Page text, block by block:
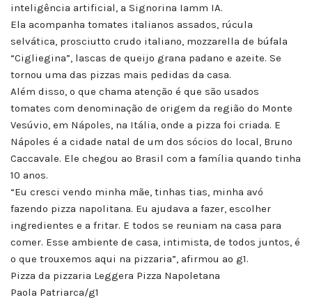
inteligência artificial, a Signorina Iamm IA.
Ela acompanha tomates italianos assados, rúcula
selvática, prosciutto crudo italiano, mozzarella de búfala
“Cigliegina”, lascas de queijo grana padano e azeite. Se
tornou uma das pizzas mais pedidas da casa.
Além disso, o que chama atenção é que são usados
tomates com denominação de origem da região do Monte
Vesúvio, em Nápoles, na Itália, onde a pizza foi criada. E
Nápoles é a cidade natal de um dos sócios do local, Bruno
Caccavale. Ele chegou ao Brasil com a família quando tinha
10 anos.
“Eu cresci vendo minha mãe, tinhas tias, minha avó
fazendo pizza napolitana. Eu ajudava a fazer, escolher
ingredientes e a fritar. E todos se reuniam na casa para
comer. Esse ambiente de casa, intimista, de todos juntos, é
o que trouxemos aqui na pizzaria”, afirmou ao g1.
Pizza da pizzaria Leggera Pizza Napoletana
Paola Patriarca/g1